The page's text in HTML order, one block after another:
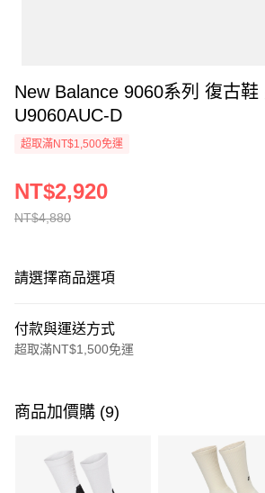
New Balance 9060系列 復古鞋
U9060AUC-D
超取滿NT$1,500免運
NT$4,880
NT$2,920
請選擇商品選項
付款與運送方式
超取滿NT$1,500免運
信用卡一次付款
3 期 0 利率 每期
商品加價購 (9)